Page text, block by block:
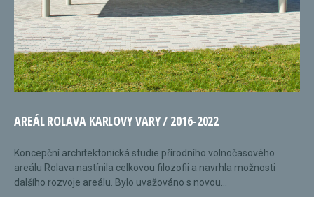
AREÁL ROLAVA KARLOVY VARY / 2016-2022
Koncepční architektonická studie přírodního volnočasového
areálu Rolava nastínila celkovou filozofii a navrhla možnosti
dalšího rozvoje areálu. Bylo uvažováno s novou...